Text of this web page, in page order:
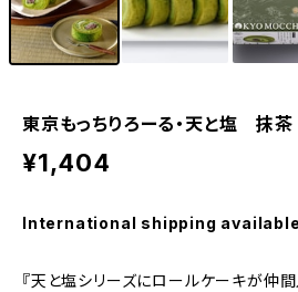
東京もっちりろーる・天と塩 抹茶
¥1,404
International shipping available
『天と塩シリーズにロールケーキが仲間